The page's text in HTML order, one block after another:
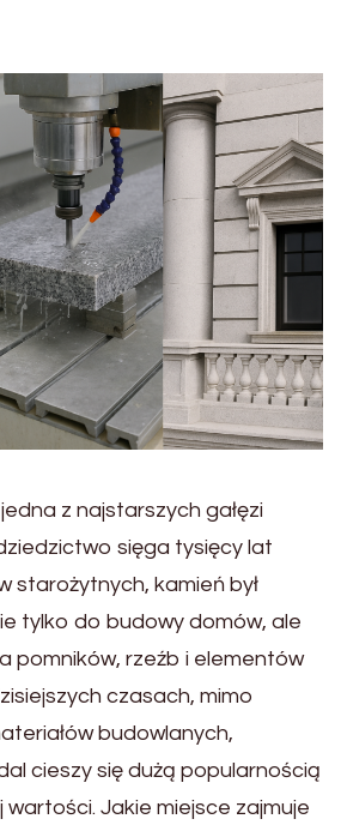
z najstarszych gałęzi
sięga tysięcy lat
starożytnych, kamień był
tylko do budowy domów, ale
pomników, rzeźb i elementów
czasach, mimo
budowlanych,
cieszy się dużą popularnością
wartości. Jakie miejsce zajmuje